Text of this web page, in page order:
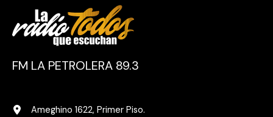
FM LA PETROLERA 89.3
Ameghino 1622, Primer Piso.